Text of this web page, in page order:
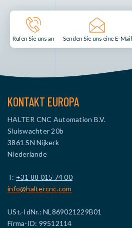
Rufen Sie uns an Senden Sie uns eine E-Mail
KONTAKT EUROPA
HALTER CNC Automation B.V.
Sluiswachter 20b
3861 SN Nijkerk
Niederlande
T: +31 88 015 74 00
info@haltercnc.com
USt.-IdNr.: NL869021229B01
Firma-ID: 99512114